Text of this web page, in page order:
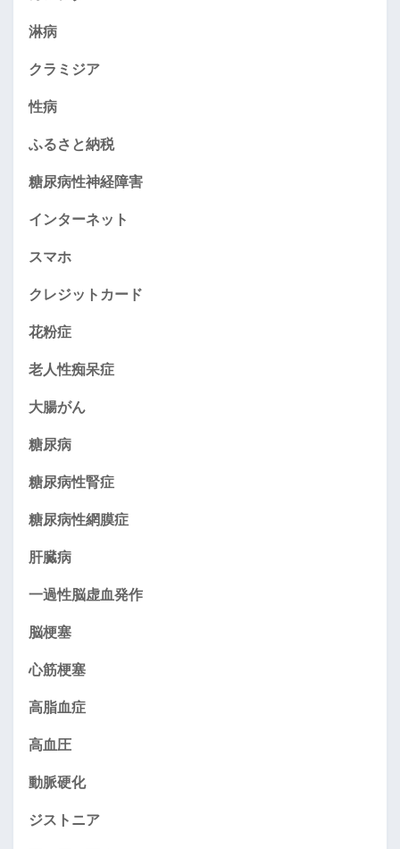
淋病
クラミジア
性病
ふるさと納税
糖尿病性神経障害
インターネット
スマホ
クレジットカード
花粉症
老人性痴呆症
大腸がん
糖尿病
糖尿病性腎症
糖尿病性網膜症
肝臓病
一過性脳虚血発作
脳梗塞
心筋梗塞
高脂血症
高血圧
動脈硬化
ジストニア